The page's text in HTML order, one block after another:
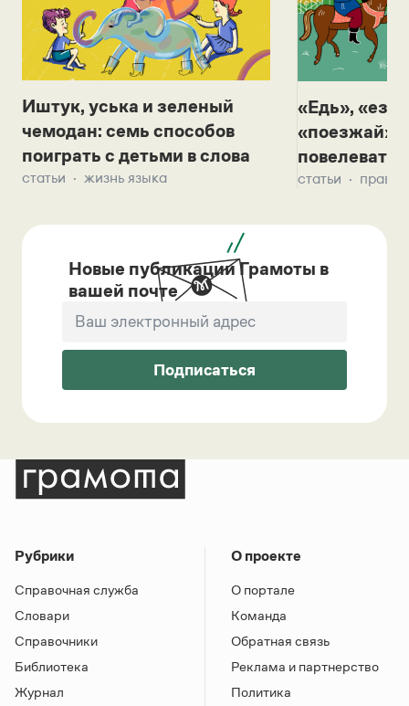
Иштук, уська и зеленый
чемодан: семь способов
поиграть с детьми в слова
статьи жизнь языка
«Едь»,
«поезжай»?
повелевать
статьи
Новые публикации Грамоты в
вашей почте
Подписаться
Рубрики
Справочная служба
Словари
Справочники
Библиотека
Журнал
О проекте
О портале
Команда
Обратная связь
Реклама и партнерство
Политика